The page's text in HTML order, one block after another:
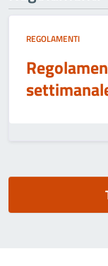
REGOLAMENTI